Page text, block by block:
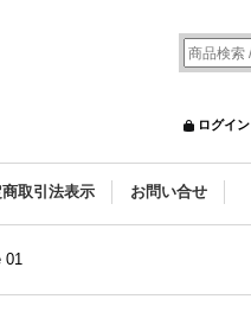
ログイン
取引法表示 お問い合せ
01